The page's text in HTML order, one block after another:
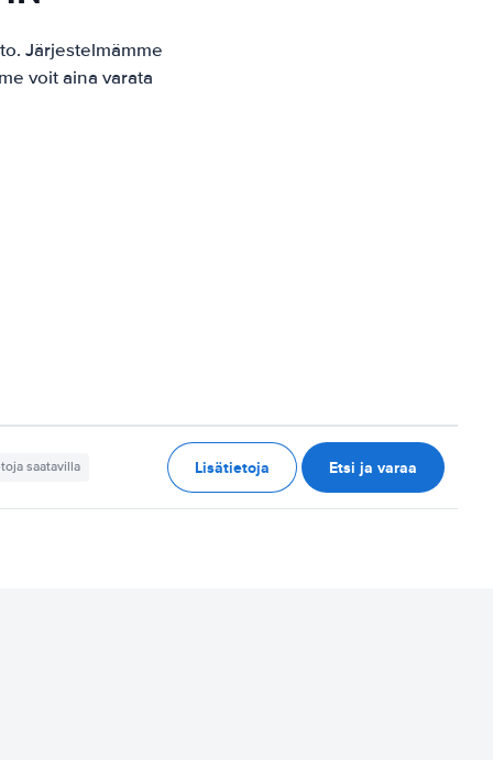
Järjestelmämme
voit aina varata
saatavilla Lisätietoja Etsi ja varaa